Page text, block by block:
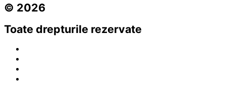
© 2026
Toate drepturile rezervate